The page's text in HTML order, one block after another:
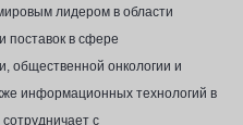
лидером в области
поставок в сфере
общественной онкологии и
информационных технологий в
с